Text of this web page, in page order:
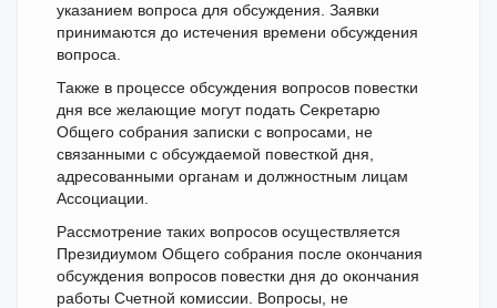
указанием вопроса для обсуждения. Заявки
принимаются до истечения времени обсуждения
вопроса.
Также в процессе обсуждения вопросов повестки
дня все желающие могут подать Секретарю
Общего собрания записки с вопросами, не
связанными с обсуждаемой повесткой дня,
адресованными органам и должностным лицам
Ассоциации.
Рассмотрение таких вопросов осуществляется
Президиумом Общего собрания после окончания
обсуждения вопросов повестки дня до окончания
работы Счетной комиссии. Вопросы, не